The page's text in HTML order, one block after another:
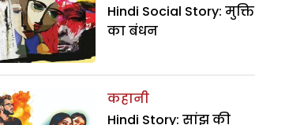
Hindi Social Story: मुक्ति
का बंधन
कहानी
Hindi Story: सांझ की